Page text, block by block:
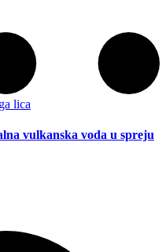
lica
vulkanska voda u spreju